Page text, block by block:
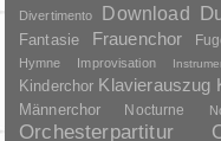
Divertimento Download
Fantasie Frauenchor
Hymne Improvisation
Kinderchor Klavierauszug
Männerchor Nocturne
Orchesterpartitur